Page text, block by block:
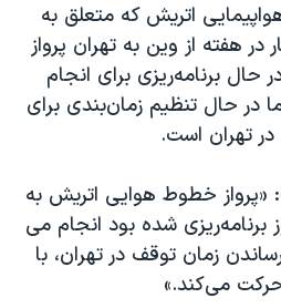
اتریش که متعلق به
هفته از وین به تهران پرواز
حال برنامه‌ریزی برای انجام
در حال تنظیم زمان‌بندی برای
تهران است.
خطوط هوایی اتریش به
برنامه‌ریزی شده بود انجام می
زمان توقف در تهران، با
می‌کند.»